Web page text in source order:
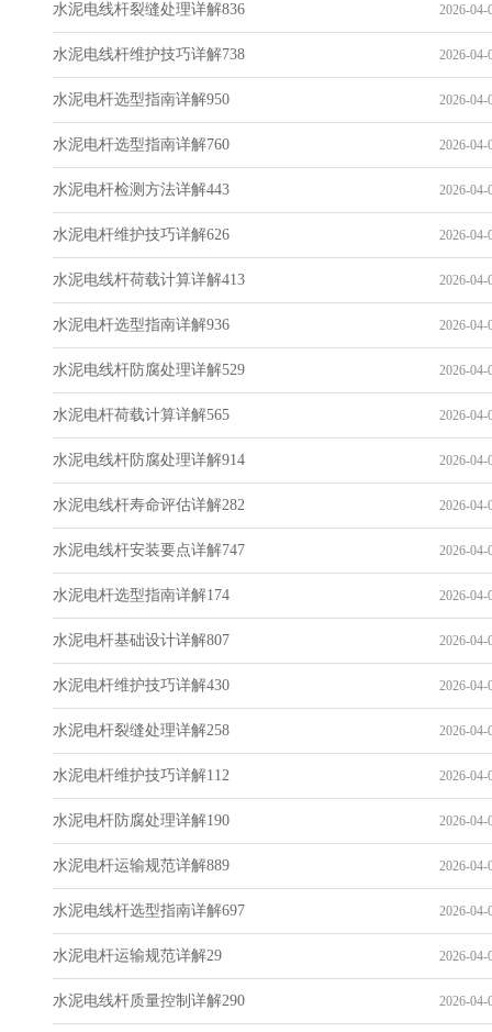
水泥电线杆裂缝处理详解836 2026-04-
水泥电线杆维护技巧详解738 2026-04-
水泥电杆选型指南详解950 2026-04-
水泥电杆选型指南详解760 2026-04-
水泥电杆检测方法详解443 2026-04-
水泥电杆维护技巧详解626 2026-04-
水泥电线杆荷载计算详解413 2026-04-
水泥电杆选型指南详解936 2026-04-
水泥电线杆防腐处理详解529 2026-04-
水泥电杆荷载计算详解565 2026-04-
水泥电线杆防腐处理详解914 2026-04-
水泥电线杆寿命评估详解282 2026-04-
水泥电线杆安装要点详解747 2026-04-
水泥电杆选型指南详解174 2026-04-
水泥电杆基础设计详解807 2026-04-
水泥电杆维护技巧详解430 2026-04-
水泥电杆裂缝处理详解258 2026-04-
水泥电杆维护技巧详解112 2026-04-
水泥电杆防腐处理详解190 2026-04-
水泥电杆运输规范详解889 2026-04-
水泥电线杆选型指南详解697 2026-04-
水泥电杆运输规范详解29 2026-04-
水泥电线杆质量控制详解290 2026-04-